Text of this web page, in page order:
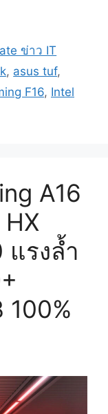
ข่าว IT
, asus tuf,
F16, Intel
A16
แรงล้ำ
100%